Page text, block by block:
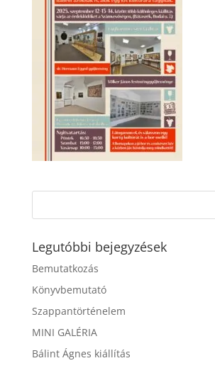
Legutóbbi bejegyzések
Bemutatkozás
Könyvbemutató
Szappantörténelem
MINI GALÉRIA
Bálint Ágnes kiállítás